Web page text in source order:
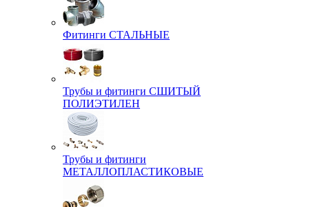
Фитинги СТАЛЬНЫЕ
Трубы и фитинги СШИТЫЙ
ПОЛИЭТИЛЕН
Трубы и фитинги
МЕТАЛЛОПЛАСТИКОВЫЕ